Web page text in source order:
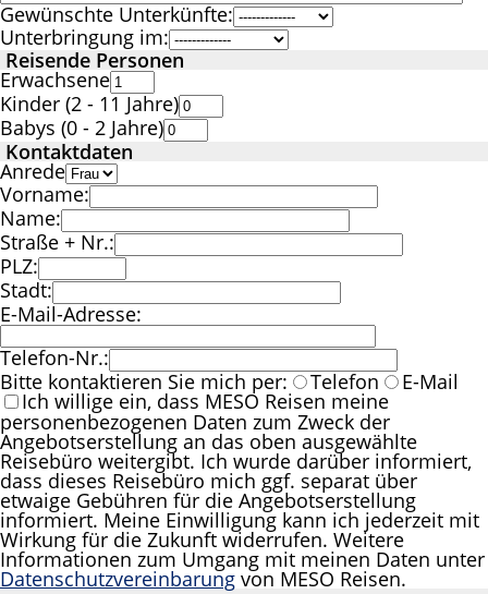
Gewünschte Unterkünfte:
Unterbringung im:
Reisende Personen
Erwachsene
Kinder (2 - 11 Jahre)
Babys (0 - 2 Jahre)
Kontaktdaten
Anrede
Vorname:
Name:
Straße + Nr.:
PLZ:
Stadt:
E-Mail-Adresse:
Telefon-Nr.:
Bitte kontaktieren Sie mich per:
Telefon E-Mail
Ich willige ein, dass MESO Reisen meine
personenbezogenen Daten zum Zweck der
Angebotserstellung an das oben ausgewählte
Reisebüro weitergibt. Ich wurde darüber informiert,
dass dieses Reisebüro mich ggf. separat über
etwaige Gebühren für die Angebotserstellung
informiert. Meine Einwilligung kann ich jederzeit mit
Wirkung für die Zukunft widerrufen. Weitere
Informationen zum Umgang mit meinen Daten unter
Datenschutzvereinbarung von MESO Reisen.